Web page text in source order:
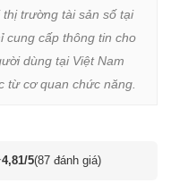
trường tài sản số tại
cung cấp thông tin cho
dùng tại Việt Nam
từ cơ quan chức năng.
4,81/5(87 đánh giá)